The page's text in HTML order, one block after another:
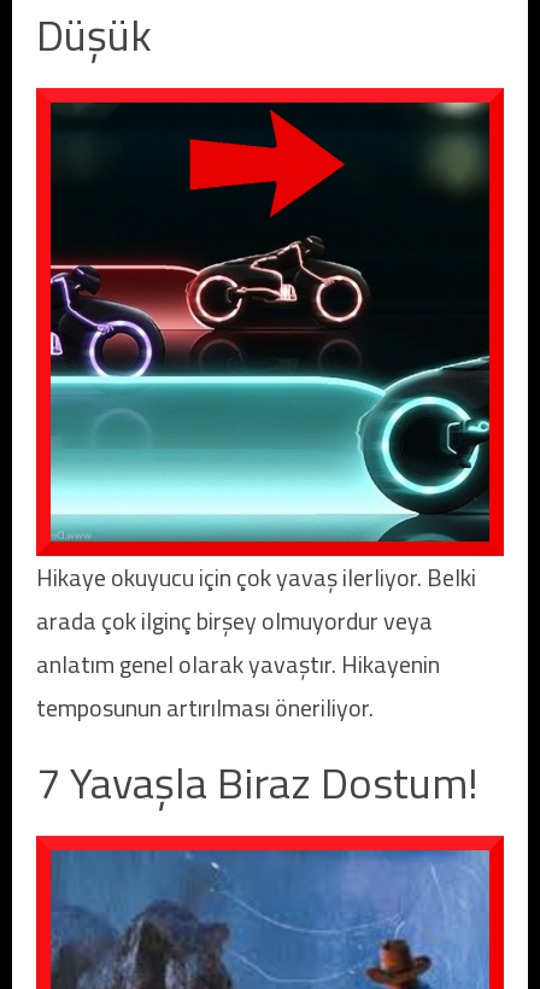
Düşük
Hikaye okuyucu için çok yavaş ilerliyor. Belki
arada çok ilginç birşey olmuyordur veya
anlatım genel olarak yavaştır. Hikayenin
temposunun artırılması öneriliyor.
7 Yavaşla Biraz Dostum!